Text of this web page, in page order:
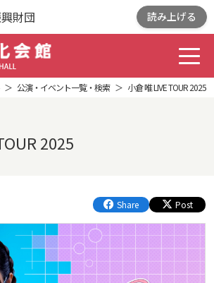
財団 読み上げる
ICHIKAWA CITY
公演・イベント一覧・検索 小倉 唯 LIVE TOUR 2025
2025
Share Post